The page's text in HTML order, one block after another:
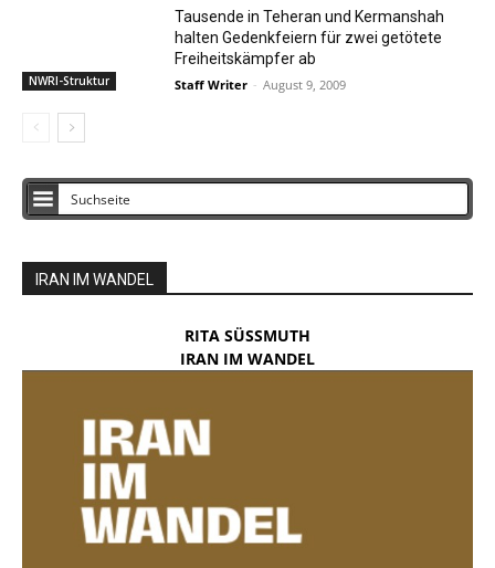
NWRI-Struktur
Tausende in Teheran und Kermanshah
halten Gedenkfeiern für zwei getötete
Freiheitskämpfer ab
Staff Writer - August 9, 2009
IRAN IM WANDEL
RITA SÜSSMUTH
IRAN IM WANDEL